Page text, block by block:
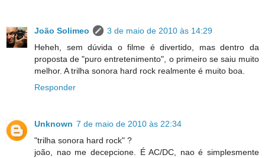
João Solimeo
3 de maio de 2010 às 14:29
Heheh, sem dúvida o filme é divertido, mas dentro da
proposta de "puro entretenimento", o primeiro se saiu muito
melhor. A trilha sonora hard rock realmente é muito boa.
Responder
Unknown 7 de maio de 2010 às 22:34
"trilha sonora hard rock" ?
joão, nao me decepcione. É AC/DC, nao é simplesmente